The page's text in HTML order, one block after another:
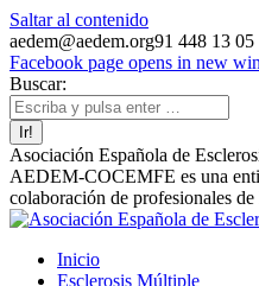
Saltar al contenido
aedem@aedem.org91 448 13 05
Facebook page opens in new
Buscar:
Asociación Española de
AEDEM-COCEMFE es una
colaboración de profesionales
Inicio
Esclerosis Múltiple